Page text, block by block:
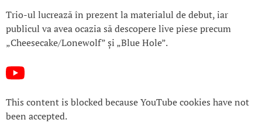
Trio-ul lucrează în prezent la materialul de debut, iar
publicul va avea ocazia să descopere live piese precum
„Cheesecake/Lonewolf” și „Blue Hole”.
This content is blocked because YouTube cookies have not
been accepted.